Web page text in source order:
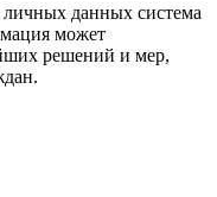
личных данных система
может
решений и мер,